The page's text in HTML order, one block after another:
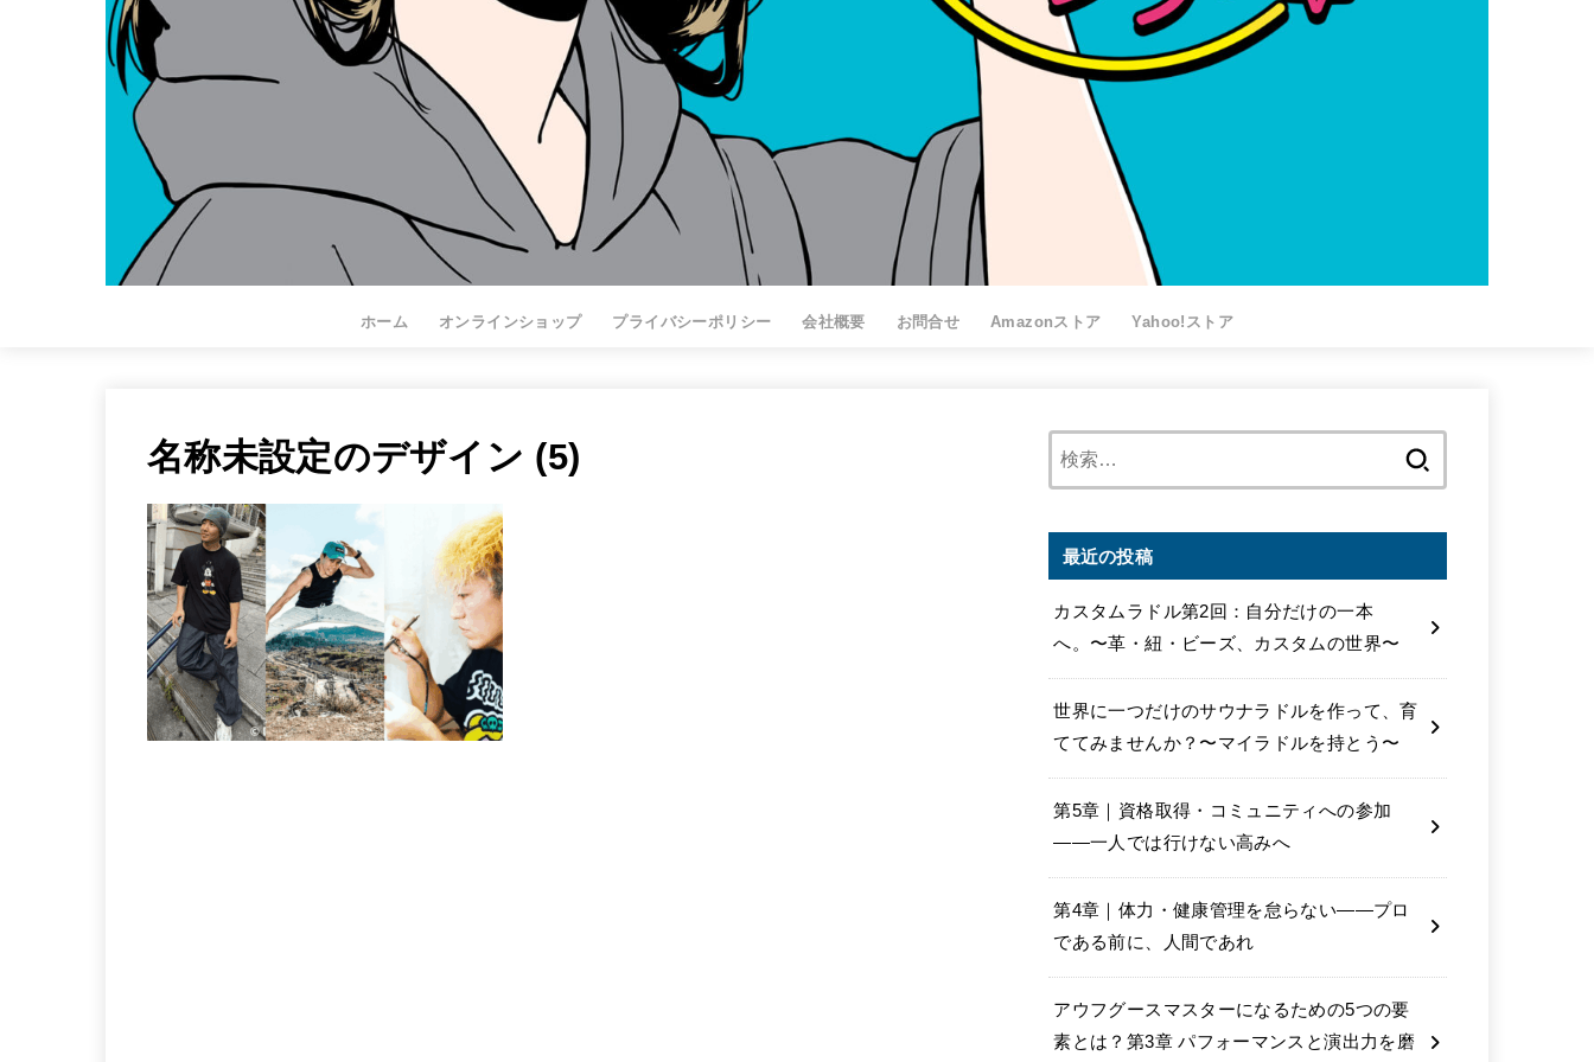
ホーム オンラインショップ プライバシーポリシー 会社概要 お問合せ Amazonストア Yahoo!ストア
名称未設定のデザイン (5)
最近の投稿
カスタムラドル第2回：自分だけの一本
へ。〜革・紐・ビーズ、カスタムの世界〜
世界に一つだけのサウナラドルを作って、育
ててみませんか？〜マイラドルを持とう〜
第5章｜資格取得・コミュニティへの参加
――一人では行けない高みへ
第4章｜体力・健康管理を怠らない――プロ
である前に、人間であれ
アウフグースマスターになるための5つの要
素とは？第3章 パフォーマンスと演出力を磨